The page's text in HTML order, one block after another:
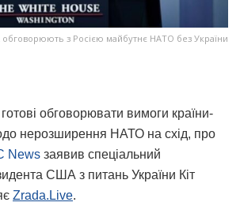
з Росією майбутнє НАТО без України
обговорювати вимоги країни-
нерозширення НАТО на схід, про
News заявив спеціальний
США з питань України Кіт
Zrada.Live.